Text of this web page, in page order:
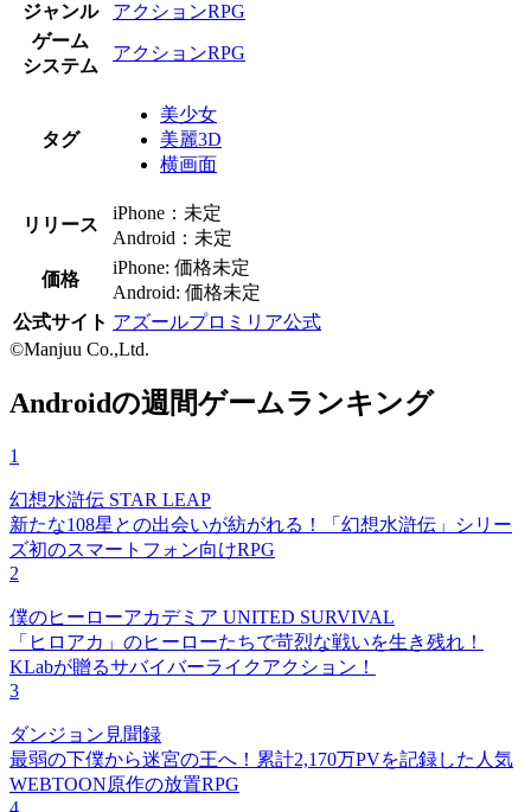
ジャンル
アクションRPG
ゲーム
システム
アクションRPG
タグ
美少女
美麗3D
横画面
リリース
iPhone：未定
Android：未定
価格
iPhone: 価格未定
Android: 価格未定
公式サイト アズールプロミリア公式
©Manjuu Co.,Ltd.
Androidの週間ゲームランキング
1
幻想水滸伝 STAR LEAP
新たな108星との出会いが紡がれる！「幻想水滸伝」シリー
ズ初のスマートフォン向けRPG
2
僕のヒーローアカデミア UNITED SURVIVAL
「ヒロアカ」のヒーローたちで苛烈な戦いを生き残れ！
KLabが贈るサバイバーライクアクション！
3
ダンジョン見聞録
最弱の下僕から迷宮の王へ！累計2,170万PVを記録した人気
WEBTOON原作の放置RPG